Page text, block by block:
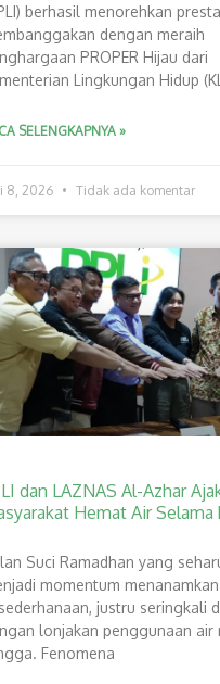
berhasil menorehkan
dengan meraih
PROPER Hijau dari
Lingkungan Hidup
SELENGKAPNYA »
8, 2026 Tidak ada komentar
dan LAZNAS Al-Azhar
Hemat Air Selama
Suci Ramadhan yang
momentum
justru seringkali
lonjakan penggunaan air
Fenomena